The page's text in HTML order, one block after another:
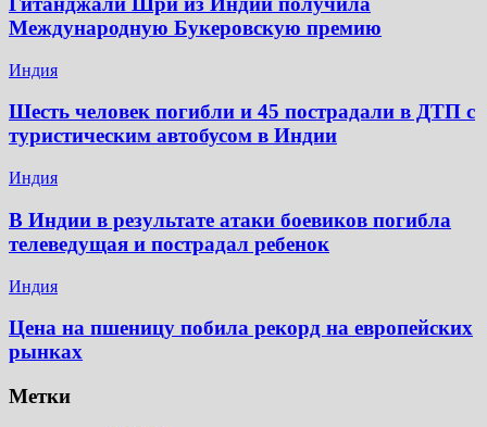
Международную Букеровскую премию
Индия
Шесть человек погибли и 45 пострадали в ДТП с
туристическим автобусом в Индии
Индия
В Индии в результате атаки боевиков погибла
телеведущая и пострадал ребенок
Индия
Цена на пшеницу побила рекорд на европейских
рынках
Метки